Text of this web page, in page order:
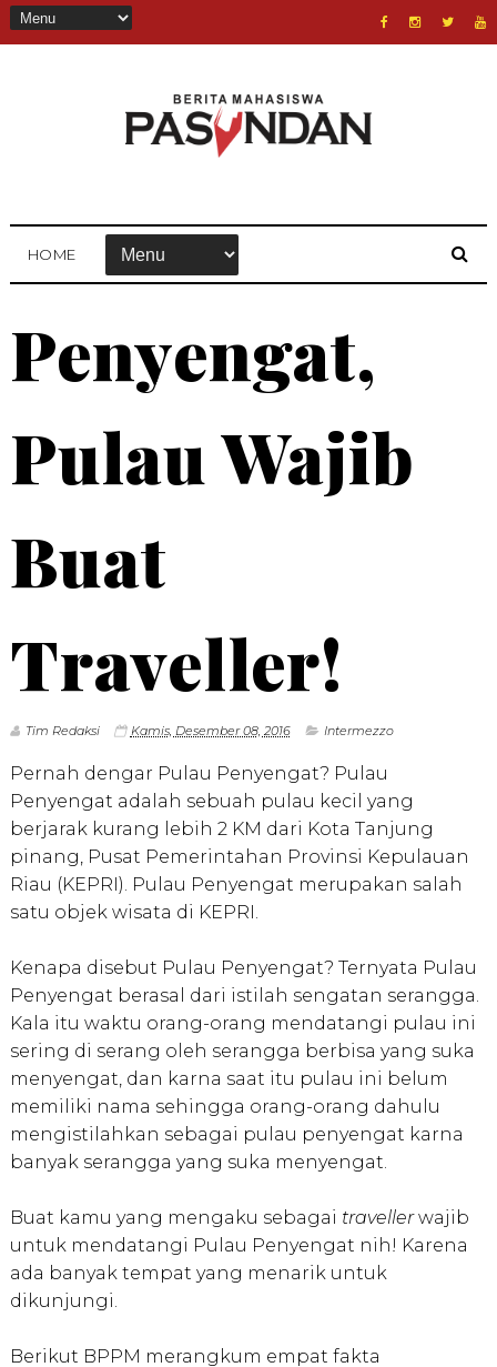
HOME
Penyengat,
Pulau Wajib
Buat
Traveller!
Tim Redaksi Kamis, Desember 08, 2016 Intermezzo
Pernah dengar Pulau Penyengat? Pulau
Penyengat adalah sebuah pulau kecil yang
berjarak kurang lebih 2 KM dari Kota Tanjung
pinang, Pusat Pemerintahan Provinsi Kepulauan
Riau (KEPRI). Pulau Penyengat merupakan salah
satu objek wisata di KEPRI.
Kenapa disebut Pulau Penyengat? Ternyata Pulau
Penyengat berasal dari istilah sengatan serangga.
Kala itu waktu orang-orang mendatangi pulau ini
sering di serang oleh serangga berbisa yang suka
menyengat, dan karna saat itu pulau ini belum
memiliki nama sehingga orang-orang dahulu
mengistilahkan sebagai pulau penyengat karna
banyak serangga yang suka menyengat.
Buat kamu yang mengaku sebagai travellerwajib
untuk mendatangi Pulau Penyengat nih! Karena
ada banyak tempat yang menarik untuk
dikunjungi.
Berikut BPPM merangkum empat fakta